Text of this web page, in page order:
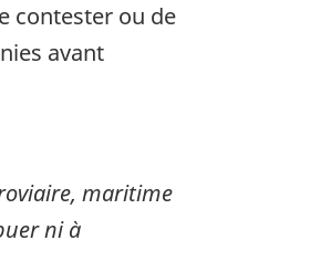
contester ou de
avant
maritime
ni à